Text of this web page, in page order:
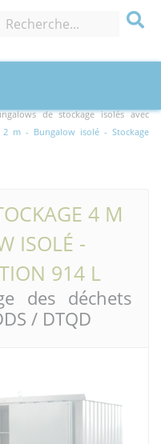
de stockage isolés avec
m - Bungalow isolé - Stockage
4 M
ISOLÉ -
914 L
des déchets
/ DTQD